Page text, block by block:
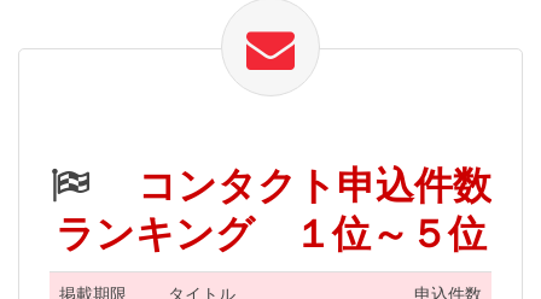
コンタクト申込件数
ランキング １位～５位
掲載期限 タイトル
申込件数